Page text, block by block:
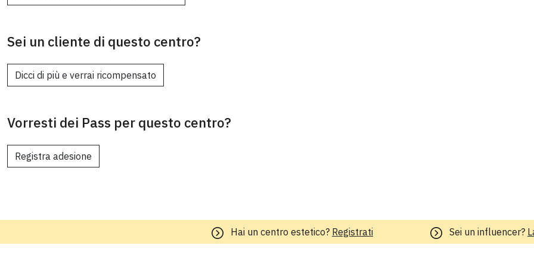
Sei un cliente di questo centro?
Dicci di più e verrai ricompensato
Vorresti dei Pass per questo centro?
Registra adesione
Hai un centro estetico? Registrati Sei un influencer?